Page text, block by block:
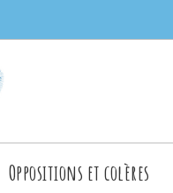
Oppositions et colères